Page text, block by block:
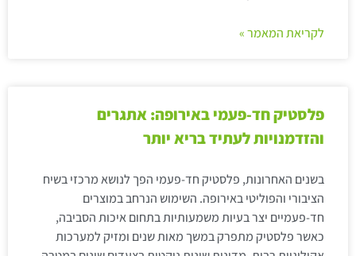
לקריאת המאמר »
פלסטיק חד-פעמי באירופה: אתגרים
והזדמנויות לעתיד בריא יותר
בשנים האחרונות, פלסטיק חד-פעמי הפך לנושא מרכזי בשיח
הציבורי והפוליטי באירופה. השימוש הנרחב במוצרים
חד-פעמיים יצר בעיות משמעותיות בתחום איכות הסביבה,
כאשר פלסטיק מתפרק במשך מאות שנים ומזיק למערכות